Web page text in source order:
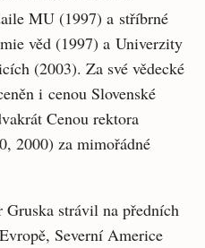
MU (1997) a stříbrné
věd (1997) a Univerzity
(2003). Za své vědecké
i cenou Slovenské
Cenou rektora
2000) za mimořádné
Gruska strávil na předních
Severní Americe